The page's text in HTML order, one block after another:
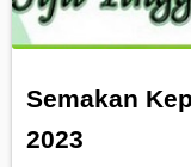
Semakan
2023